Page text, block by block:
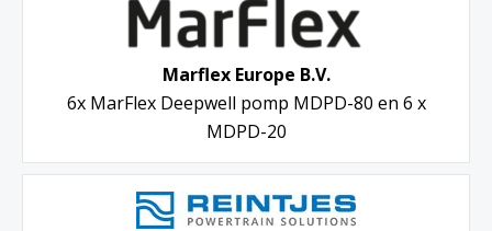
Marflex Europe B.V.
6x MarFlex Deepwell pomp MDPD-80 en 6 x
MDPD-20